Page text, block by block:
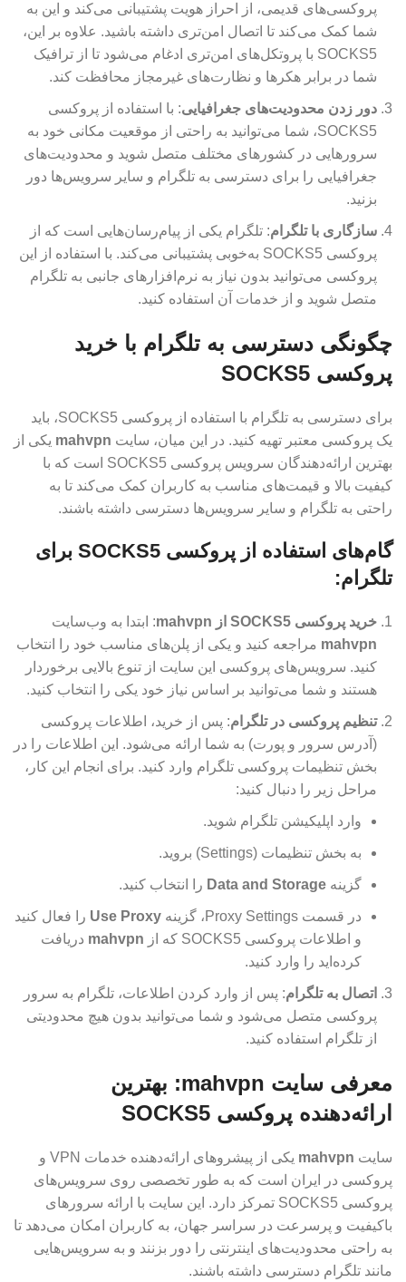
پروکسی‌های قدیمی، از احراز هویت پشتیبانی می‌کند و این به
شما کمک می‌کند تا اتصال امن‌تری داشته باشید. علاوه بر این،
SOCKS5 با پروتکل‌های امن‌تری ادغام می‌شود تا از ترافیک
شما در برابر هکرها و نظارت‌های غیرمجاز محافظت کند.
دور زدن محدودیت‌های جغرافیایی: با استفاده از پروکسی
SOCKS5، شما می‌توانید به راحتی از موقعیت مکانی خود به
سرورهایی در کشورهای مختلف متصل شوید و محدودیت‌های
جغرافیایی را برای دسترسی به تلگرام و سایر سرویس‌ها دور
بزنید.
سازگاری با تلگرام: تلگرام یکی از پیام‌رسان‌هایی است که از
پروکسی SOCKS5 به‌خوبی پشتیبانی می‌کند. با استفاده از این
پروکسی می‌توانید بدون نیاز به نرم‌افزارهای جانبی به تلگرام
متصل شوید و از خدمات آن استفاده کنید.
چگونگی دسترسی به تلگرام با خرید
پروکسی SOCKS5
برای دسترسی به تلگرام با استفاده از پروکسی SOCKS5، باید
یک پروکسی معتبر تهیه کنید. در این میان، سایت mahvpn یکی از
بهترین ارائه‌دهندگان سرویس پروکسی SOCKS5 است که با
کیفیت بالا و قیمت‌های مناسب به کاربران کمک می‌کند تا به
راحتی به تلگرام و سایر سرویس‌ها دسترسی داشته باشند.
گام‌های استفاده از پروکسی SOCKS5 برای
تلگرام:
خرید پروکسی SOCKS5 از mahvpn
: ابتدا به وب‌سایت
mahvpn مراجعه کنید و یکی از پلن‌های مناسب خود را انتخاب
کنید. سرویس‌های پروکسی این سایت از تنوع بالایی برخوردار
هستند و شما می‌توانید بر اساس نیاز خود یکی را انتخاب کنید.
تنظیم پروکسی در تلگرام: پس از خرید، اطلاعات پروکسی
(آدرس سرور و پورت) به شما ارائه می‌شود. این اطلاعات را در
بخش تنظیمات پروکسی تلگرام وارد کنید. برای انجام این کار،
مراحل زیر را دنبال کنید:
وارد اپلیکیشن تلگرام شوید.
به بخش تنظیمات (Settings) بروید.
گزینه Data and Storage را انتخاب کنید.
در قسمت Proxy Settings، گزینه Use Proxy را فعال کنید
و اطلاعات پروکسی SOCKS5 که از
mahvpn دریافت
کرده‌اید را وارد کنید.
اتصال به تلگرام: پس از وارد کردن اطلاعات، تلگرام به سرور
پروکسی متصل می‌شود و شما می‌توانید بدون هیچ محدودیتی
از تلگرام استفاده کنید.
معرفی سایت mahvpn: بهترین
ارائه‌دهنده پروکسی SOCKS5
سایت mahvpn
یکی از پیشروهای ارائه‌دهنده خدمات VPN و
پروکسی در ایران است که به طور تخصصی روی سرویس‌های
پروکسی SOCKS5 تمرکز دارد. این سایت با ارائه سرورهای
باکیفیت و پرسرعت در سراسر جهان، به کاربران امکان می‌دهد تا
به راحتی محدودیت‌های اینترنتی را دور بزنند و به سرویس‌هایی
مانند تلگرام دسترسی داشته باشند.